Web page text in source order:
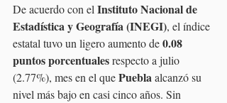
De acuerdo con el Instituto Nacional de
Estadística y Geografía (INEGI), el índice
estatal tuvo un ligero aumento de 0.08
puntos porcentuales respecto a julio
(2.77%), mes en el que Puebla alcanzó su
nivel más bajo en casi cinco años. Sin